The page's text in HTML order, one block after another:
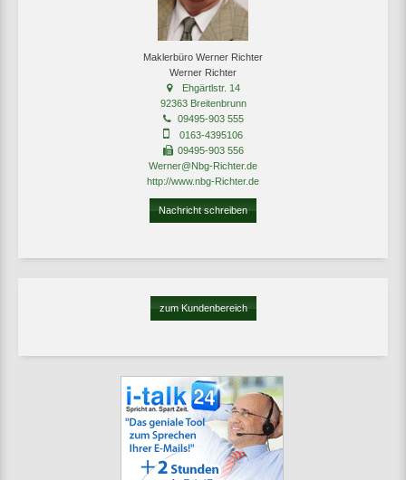
Maklerbüro Werner Richter
Werner Richter
Ehgärtlstr. 14
92363 Breitenbrunn
09495-903 555
0163-4395106
09495-903 556
Werner@Nbg-Richter.de
http://www.nbg-Richter.de
Nachricht schreiben
zum Kundenbereich